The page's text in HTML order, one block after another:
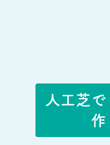
人工芝
作